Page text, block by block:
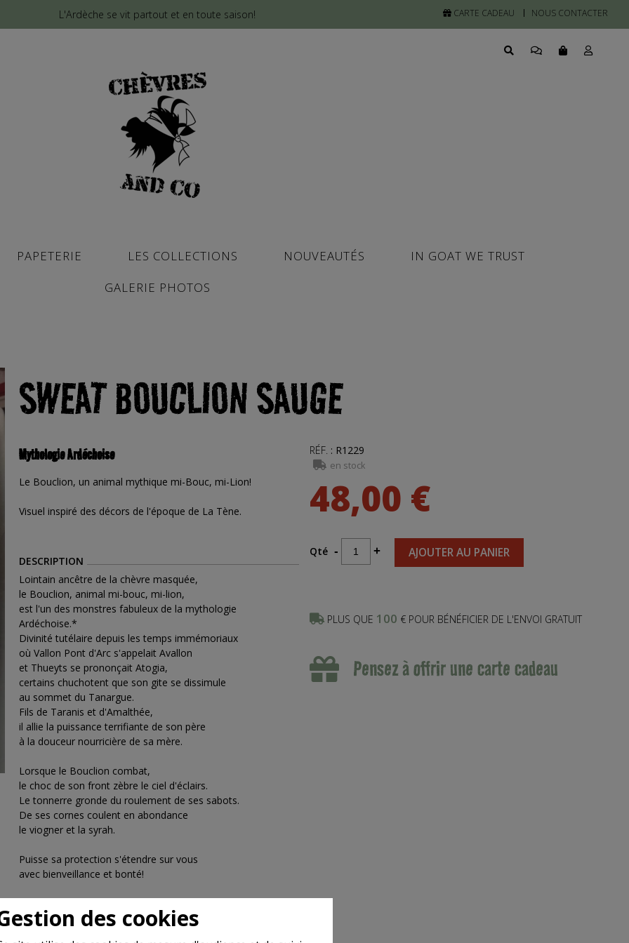
L'Ardèche se vit partout et en toute saison! CARTE CADEAU NOUS CONTACTER
PAPETERIE LES COLLECTIONS NOUVEAUTÉS
IN GOAT WE TRUST
GALERIE PHOTOS
SWEAT BOUCLION SAUGE
RÉF. : R1229
en stock
48,00 €
Qté - + AJOUTER AU PANIER
PLUS QUE 100 € POUR BÉNÉFICIER DE L'ENVOI GRATUIT
Pensez à offrir une carte cadeau
Mythologie Ardéchoise
Le Bouclion, un animal mythique mi-Bouc, mi-Lion!
Visuel inspiré des décors de l'époque de La Tène.
DESCRIPTION
Lointain ancêtre de la chèvre masquée,
le Bouclion, animal mi-bouc, mi-lion,
est l'un des monstres fabuleux de la mythologie
Ardéchoise.*
Divinité tutélaire depuis les temps immémoriaux
où Vallon Pont d'Arc s'appelait Avallon
et Thueyts se prononçait Atogia,
certains chuchotent que son gite se dissimule
au sommet du Tanargue.
Fils de Taranis et d'Amalthée,
il allie la puissance terrifiante de son père
à la douceur nourricière de sa mère.
Lorsque le Bouclion combat,
le choc de son front zèbre le ciel d'éclairs.
Le tonnerre gronde du roulement de ses sabots.
De ses cornes coulent en abondance
le viogner et la syrah.
Puisse sa protection s'étendre sur vous
avec bienveillance et bonté!
des cookies